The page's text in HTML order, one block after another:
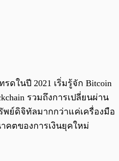
ดในปี 2021 เริ่มรู้จัก Bitcoin
รวมถึงการเปลี่ยนผ่าน
พย์ดิจิทัลมากกว่าแค่เครื่องมือ
คตของการเงินยุคใหม่